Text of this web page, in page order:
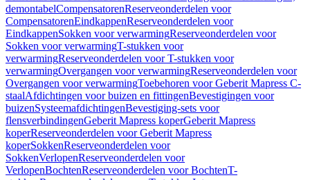
demontabelCompensatorenReserveonderdelen voor
CompensatorenEindkappenReserveonderdelen voor
EindkappenSokken voor verwarmingReserveonderdelen voor
Sokken voor verwarmingT-stukken voor
verwarmingReserveonderdelen voor T-stukken voor
verwarmingOvergangen voor verwarmingReserveonderdelen voor
Overgangen voor verwarmingToebehoren voor Geberit Mapress C-
staalAfdichtingen voor buizen en fittingenBevestigingen voor
buizenSysteemafdichtingenBevestiging-sets voor
flensverbindingenGeberit Mapress koperGeberit Mapress
koperReserveonderdelen voor Geberit Mapress
koperSokkenReserveonderdelen voor
SokkenVerlopenReserveonderdelen voor
VerlopenBochtenReserveonderdelen voor BochtenT-